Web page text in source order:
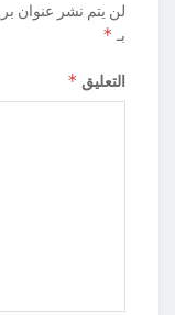
لن يتم نشر عنوان
بـ *
التعليق *